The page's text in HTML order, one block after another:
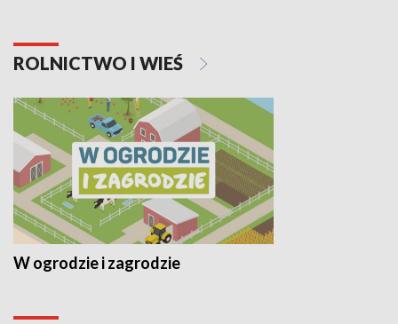
ROLNICTWO I WIEŚ
W ogrodzie i zagrodzie